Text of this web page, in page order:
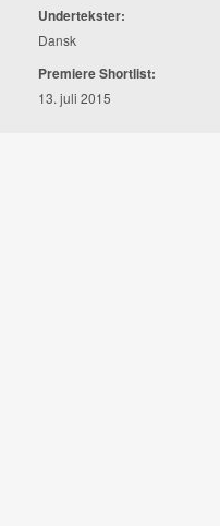
Undertekster:
Dansk
Premiere Shortlist:
13. juli 2015